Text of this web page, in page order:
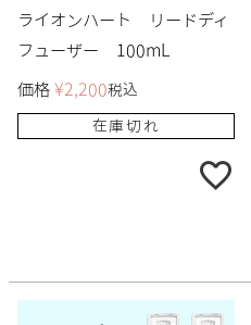
ライオンハート リードディ
フューザー 100mL
価格 ¥2,200税込
在庫切れ